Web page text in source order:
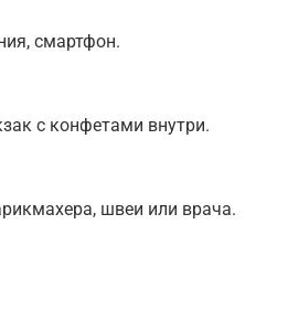
смартфон.
с конфетами внутри.
швеи или врача.